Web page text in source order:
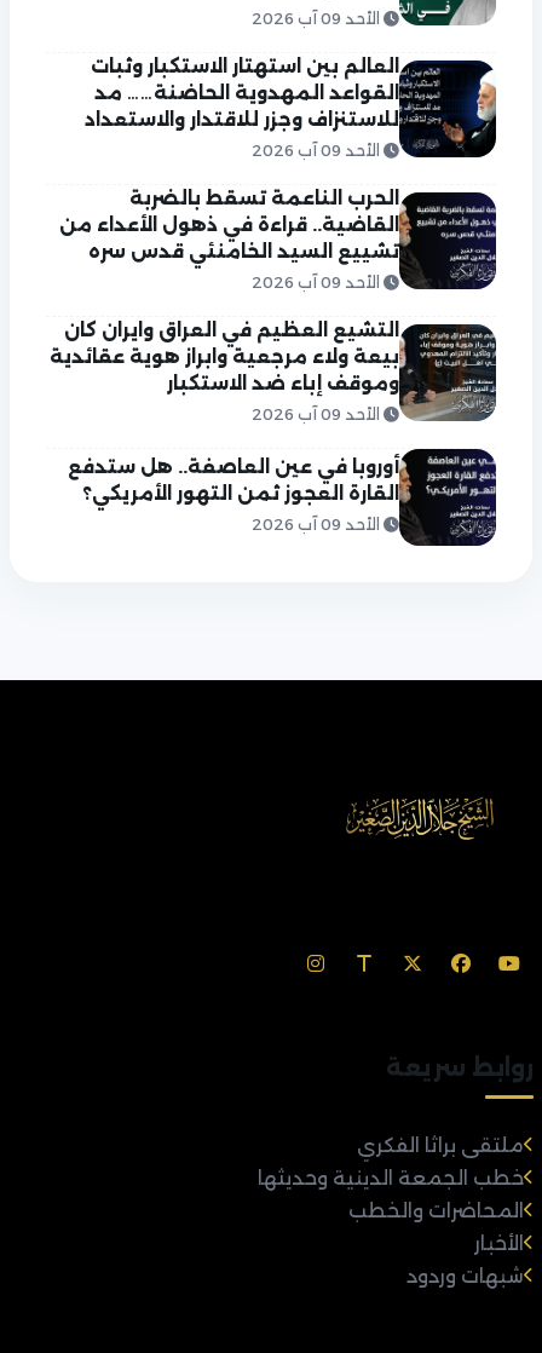
الأحد 09 آب 2026
العالم بين استهتار الاستكبار وثبات
القواعد المهدوية الحاضنة…… مد
للاستنزاف وجزر للاقتدار والاستعداد
الأحد 09 آب 2026
الحرب الناعمة تسقط بالضربة
القاضية.. قراءة في ذهول الأعداء من
تشييع السيد الخامنئي قدس سره
الأحد 09 آب 2026
التشيع العظيم في العراق وايران كان
بيعة ولاء مرجعية وابراز هوية عقائدية
وموقف إباء ضد الاستكبار
الأحد 09 آب 2026
أوروبا في عين العاصفة.. هل ستدفع
القارة العجوز ثمن التهور الأمريكي؟
الأحد 09 آب 2026
روابط سريعة
ملتقى براثا الفكري
خطب الجمعة الدينية وحديثها
المحاضرات والخطب
الأخبار
شبهات وردود